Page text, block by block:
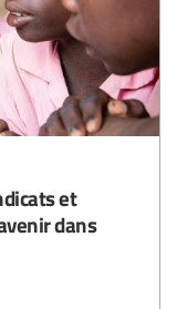
et
dans